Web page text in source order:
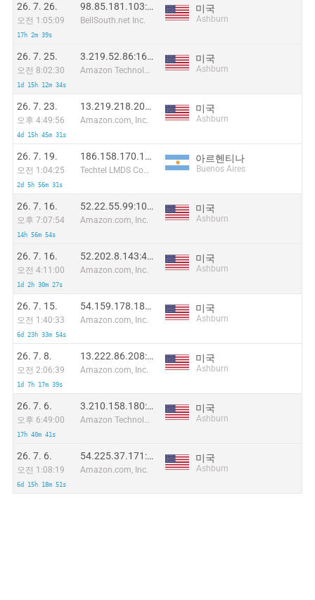
26. 7. 26.
오전 1:05:09
17h 2m 39s
98.85.181.103:7886
BellSouth.net Inc.
미국
Ashburn
26. 7. 25.
오전 8:02:30
1d 15h 12m 34s
3.219.52.86:16337
Amazon Technologies Inc.
미국
Ashburn
26. 7. 23.
오후 4:49:56
4d 15h 45m 31s
13.219.218.205:31395
Amazon.com, Inc.
미국
Ashburn
26. 7. 19.
오전 1:04:25
2d 5h 56m 31s
186.158.170.167:20772
Techtel LMDS Comunicaciones Interactivas S.A.
아르헨티나
Buenos Aires
26. 7. 16.
오후 7:07:54
14h 56m 54s
52.22.55.99:10414
Amazon.com, Inc.
미국
Ashburn
26. 7. 16.
오전 4:11:00
1d 2h 30m 27s
52.202.8.143:47744
Amazon.com, Inc.
미국
Ashburn
26. 7. 15.
오전 1:40:33
6d 23h 33m 54s
54.159.178.189:8912
Amazon.com, Inc.
미국
Ashburn
26. 7. 8.
오전 2:06:39
1d 7h 17m 39s
13.222.86.208:55037
Amazon.com, Inc.
미국
Ashburn
26. 7. 6.
오후 6:49:00
17h 40m 41s
3.210.158.180:15898
Amazon Technologies Inc.
미국
Ashburn
26. 7. 6.
오전 1:08:19
6d 15h 18m 51s
54.225.37.171:47373
Amazon.com, Inc.
미국
Ashburn